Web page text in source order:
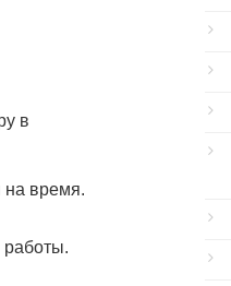
в
на время.